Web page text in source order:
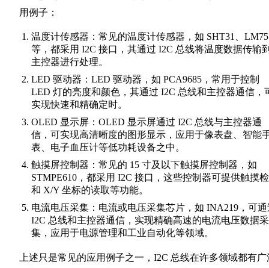
用例子：
温度计传感器：常见的温度计传感器，如 SHT31、LM75
等，都采用 I2C 接口，其通过 I2C 总线将温度数据传输
主控器进行处理。
LED 驱动器：LED 驱动器，如 PCA9685，常用于控制
LED 灯的亮度和颜色，其通过 I2C 总线和主控器通信，
实现快速和精确定时。
OLED 显示屏：OLED 显示屏通过 I2C 总线与主控器通
信，可实现高清晰度的图形显示，应用于像表盘、智能
表、电子血压计等低功耗设备之中。
触摸屏控制器：常见的 15 寸及以下触摸屏控制器，如
STMPE610，都采用 I2C 接口，这些控制器可提供触摸
和 X/Y 坐标的读取等功能。
电流电压采集：电流或电压采集芯片，如 INA219，可通
I2C 总线和主控器通信，实现精确高速的电流电压数据采
集，应用于电源管理和工业自动化等领域。
上述只是常见的应用例子之一，I2C 总线在许多领域都有广